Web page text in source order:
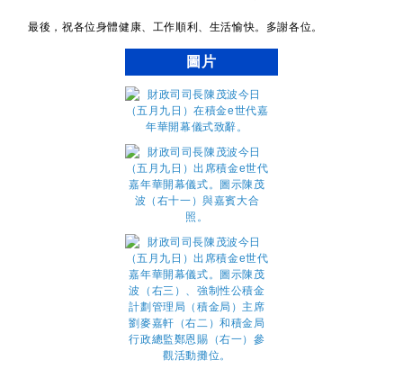
最後，祝各位身體健康、工作順利、生活愉快。多謝各位。
圖片